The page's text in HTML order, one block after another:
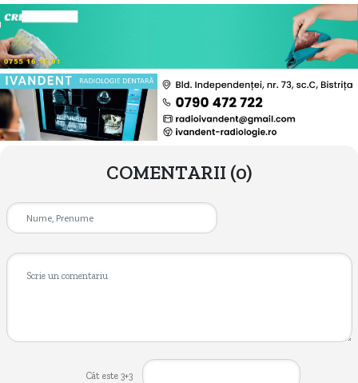
COMENTARII (0)
Cât este 3+3